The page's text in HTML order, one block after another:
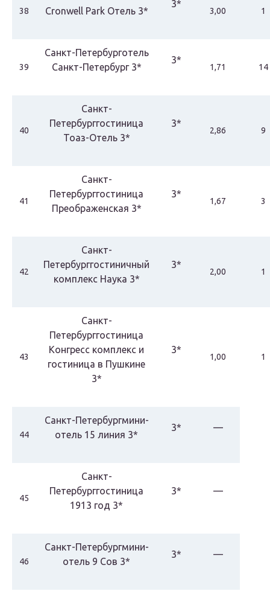
38
Cronwell Park Отель 3*
3*
3,00 1
39
Санкт-Петербурготель
Санкт-Петербург 3*
3*
1,71 14
40
Санкт-
Петербурггостиница
Тоаз-Отель 3*
3*
2,86 9
41
Санкт-
Петербурггостиница
Преображенская 3*
3*
1,67 3
42
Санкт-
Петербурггостиничный
комплекс Наука 3*
3*
2,00 1
43
Санкт-
Петербурггостиница
Конгресс комплекс и
гостиница в Пушкине
3*
3*
1,00 1
44
Санкт-Петербургмини-
отель 15 линия 3*
3* —
45
Санкт-
Петербурггостиница
1913 год 3*
3* —
46
Санкт-Петербургмини-
отель 9 Сов 3*
3* —